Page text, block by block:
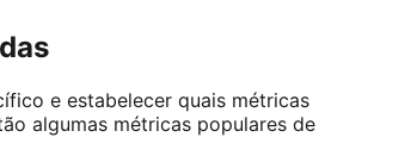
e estabelecer quais métricas
algumas métricas populares de